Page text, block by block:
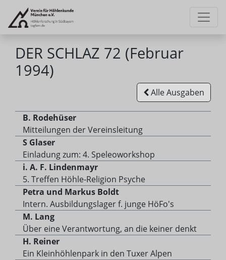
DER SCHLAZ 72 (Februar
1994)
Alle Ausgaben
B. Rodehüser
Mitteilungen der Vereinsleitung
S Glaser
Einladung zum: 4. Speleoworkshop
i. A. F. Lindenmayr
5. Treffen Höhle-Religion Psyche
Petra und Markus Boldt
Intern. Ausbildungslager f. junge HöFo's
M. Lang
Über eine Verantwortung, an die keiner denkt
H. Reiner
Ein Kleinhöhlenpark in den Tuxer Alpen